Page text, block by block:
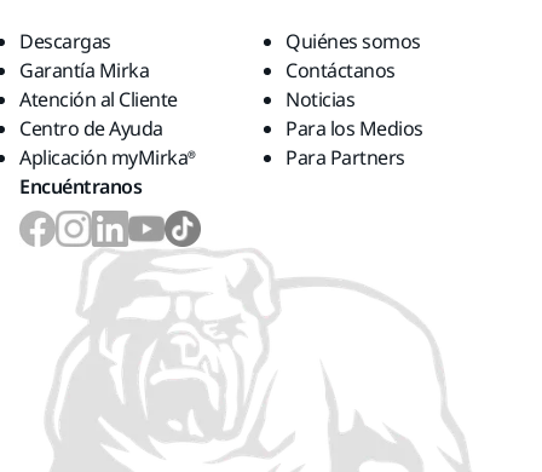
Descargas
Garantía Mirka
Atención al Cliente
Centro de Ayuda
Aplicación myMirka®
Quiénes somos
Contáctanos
Noticias
Para los Medios
Para Partners
Encuéntranos